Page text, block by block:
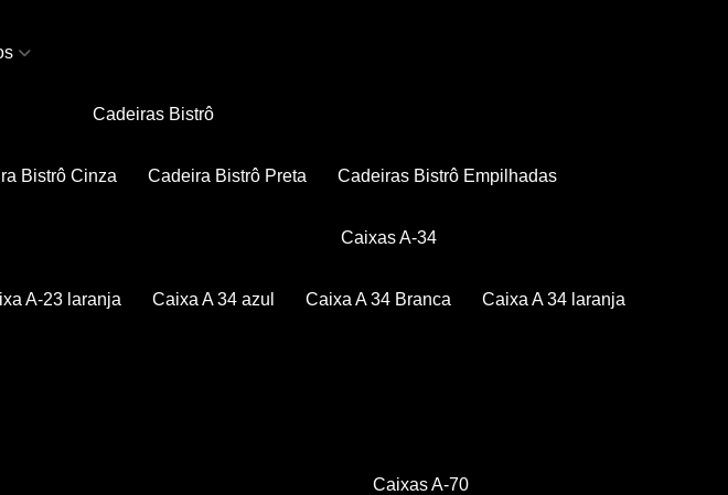
Cadeiras Bistrô
Bistrô Cinza Cadeira Bistrô Preta Cadeiras Bistrô Empilhadas
A-23 laranja
Caixas A-34
Caixa A 34 azul Caixa A 34 Branca Caixa A 34 laranja
Caixas A-70